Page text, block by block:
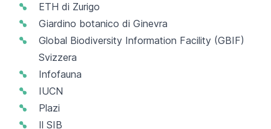
ETH di Zurigo
Giardino botanico di Ginevra
Global Biodiversity Information Facility (GBIF)
Svizzera
Infofauna
IUCN
Plazi
Il SIB